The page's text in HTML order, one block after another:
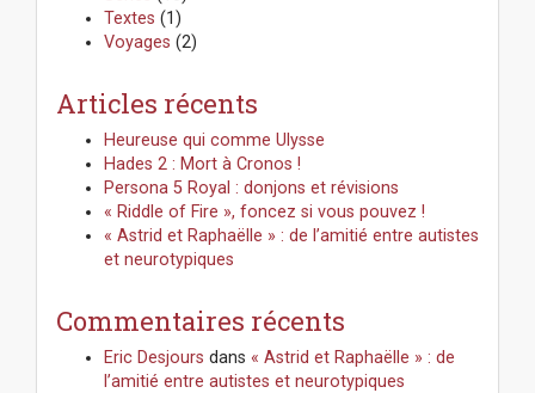
Textes (1)
Voyages (2)
Articles récents
Heureuse qui comme Ulysse
Hades 2 : Mort à Cronos !
Persona 5 Royal : donjons et révisions
« Riddle of Fire », foncez si vous pouvez !
« Astrid et Raphaëlle » : de l’amitié entre autistes
et neurotypiques
Commentaires récents
Eric Desjours dans « Astrid et Raphaëlle » : de
l’amitié entre autistes et neurotypiques